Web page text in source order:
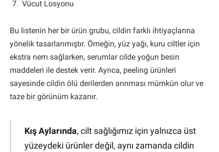
Vücut Losyonu
Bu listenin her bir ürün grubu, cildin farklı ihtiyaçlarına
yönelik tasarlanmıştır. Örneğin, yüz yağı, kuru ciltler için
ekstra nem sağlarken, serumlar cilde yoğun besin
maddeleri ile destek verir. Ayrıca, peeling ürünleri
sayesinde cildin ölü derilerden arınması mümkün olur ve
taze bir görünüm kazanır.
Kış Aylarında, cilt sağlığımız için yalnızca üst
yüzeydeki ürünler değil, aynı zamanda cildin